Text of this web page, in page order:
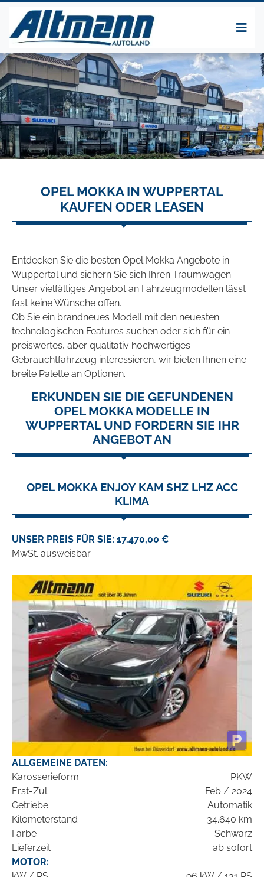
OPEL MOKKA IN WUPPERTAL
KAUFEN ODER LEASEN
Entdecken Sie die besten Opel Mokka Angebote in
Wuppertal und sichern Sie sich Ihren Traumwagen.
Unser vielfältiges Angebot an Fahrzeugmodellen lässt
fast keine Wünsche offen.
Ob Sie ein brandneues Modell mit den neuesten
technologischen Features suchen oder sich für ein
preiswertes, aber qualitativ hochwertiges
Gebrauchtfahrzeug interessieren, wir bieten Ihnen eine
breite Palette an Optionen.
ERKUNDEN SIE DIE GEFUNDENEN
OPEL MOKKA MODELLE IN
WUPPERTAL UND FORDERN SIE IHR
ANGEBOT AN
OPEL MOKKA ENJOY KAM SHZ LHZ ACC
KLIMA
UNSER PREIS FÜR SIE: 17.470,00 €
MwSt. ausweisbar
ALLGEMEINE DATEN:
Karosserieform
PKW
Erst-Zul.
Feb / 2024
Getriebe
Automatik
Kilometerstand
34.640 km
Farbe
Schwarz
Lieferzeit
ab sofort
MOTOR: